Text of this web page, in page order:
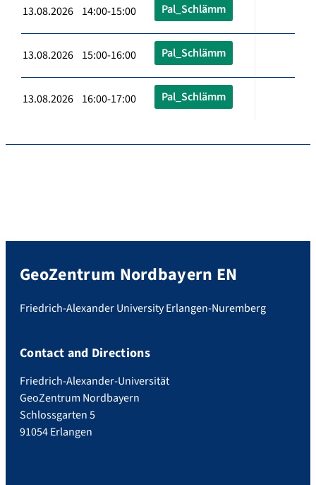
13.08.2026 14:00-15:00 Pal_Schlämm
13.08.2026 15:00-16:00 Pal_Schlämm
13.08.2026 16:00-17:00 Pal_Schlämm
GeoZentrum Nordbayern EN
Friedrich-Alexander University Erlangen-Nuremberg
Contact and Directions
Friedrich-Alexander-Universität
GeoZentrum Nordbayern
Schlossgarten 5
91054 Erlangen